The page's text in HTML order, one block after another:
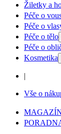
Žiletky a
Péče o
Péče o
Péče o tělo
Péče o
Kosmetika
|
Vše o